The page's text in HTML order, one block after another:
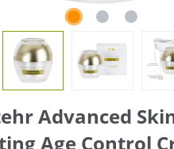
Advanced
Age Control